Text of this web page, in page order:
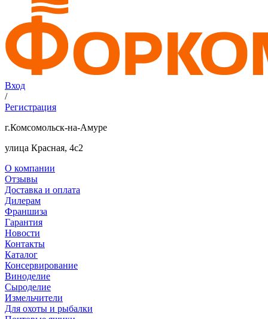
Вход
/
Регистрация
г.Комсомольск-на-Амуре
улица Красная, 4с2
О компании
Отзывы
Доставка и оплата
Дилерам
Франшиза
Гарантия
Новости
Контакты
Каталог
Консервирование
Виноделие
Сыроделие
Измельчители
Для охоты и рыбалки